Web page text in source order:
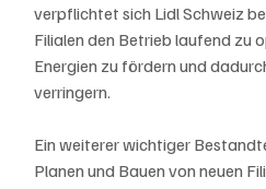
verpflichtet sich Lidl Schweiz
Filialen den Betrieb laufend zu
Energien zu fördern und
verringern.
Ein weiterer wichtiger
Planen und Bauen von neuen